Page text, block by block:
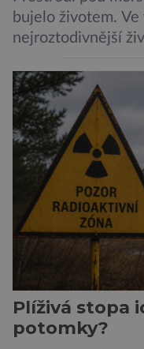
bujelo životem.
nejroztodivnější
prazvláštní
zárodky zbraní
Pavouci, štíři či
skupiny
chelicerami,
Plíživá stopa
potomky?